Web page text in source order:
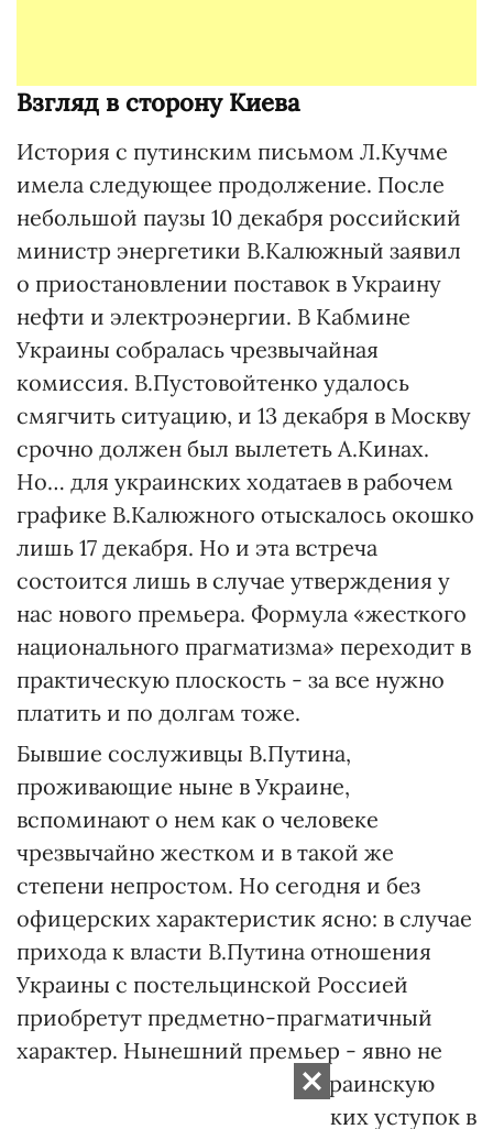
Взгляд в сторону Киева
История с путинским письмом Л.Кучме
имела следующее продолжение. После
небольшой паузы 10 декабря российский
министр энергетики В.Калюжный заявил
о приостановлении поставок в Украину
нефти и электроэнергии. В Кабмине
Украины собралась чрезвычайная
комиссия. В.Пустовойтенко удалось
смягчить ситуацию, и 13 декабря в Москву
срочно должен был вылететь А.Кинах.
Но… для украинских ходатаев в рабочем
графике В.Калюжного отыскалось окошко
лишь 17 декабря. Но и эта встреча
состоится лишь в случае утверждения у
нас нового премьера. Формула «жесткого
национального прагматизма» переходит в
практическую плоскость - за все нужно
платить и по долгам тоже.
Бывшие сослуживцы В.Путина,
проживающие ныне в Украине,
вспоминают о нем как о человеке
чрезвычайно жестком и в такой же
степени непростом. Но сегодня и без
офицерских характеристик ясно: в случае
прихода к власти В.Путина отношения
Украины с постельцинской Россией
приобретут предметно-прагматичный
характер. Нынешний премьер - явно не
сторонник развращающих украинскую
правящую элиту экономических уступок в